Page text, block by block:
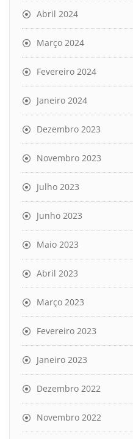
Abril 2024
Março 2024
Fevereiro 2024
Janeiro 2024
Dezembro 2023
Novembro 2023
Julho 2023
Junho 2023
Maio 2023
Abril 2023
Março 2023
Fevereiro 2023
Janeiro 2023
Dezembro 2022
Novembro 2022